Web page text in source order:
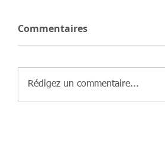
Commentaires
Rédigez un commentaire...